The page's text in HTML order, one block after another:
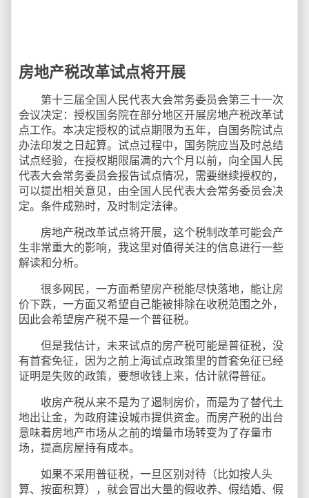
房地产税改革试点将开展
第十三届全国人民代表大会常务委员会第三十一次
会议决定：授权国务院在部分地区开展房地产税改革试
点工作。本决定授权的试点期限为五年，自国务院试点
办法印发之日起算。试点过程中，国务院应当及时总结
试点经验，在授权期限届满的六个月以前，向全国人民
代表大会常务委员会报告试点情况，需要继续授权的，
可以提出相关意见，由全国人民代表大会常务委员会决
定。条件成熟时，及时制定法律。
房地产税改革试点将开展，这个税制改革可能会产
生非常重大的影响，我这里对值得关注的信息进行一些
解读和分析。
很多网民，一方面希望房产税能尽快落地，能让房
价下跌，一方面又希望自己能被排除在收税范围之外，
因此会希望房产税不是一个普征税。
但是我估计，未来试点的房产税可能是普征税，没
有首套免征，因为之前上海试点政策里的首套免征已经
证明是失败的政策，要想收钱上来，估计就得普征。
收房产税从来不是为了遏制房价，而是为了替代土
地出让金，为政府建设城市提供资金。而房产税的出台
意味着房地产市场从之前的增量市场转变为了存量市
场，提高房屋持有成本。
如果不采用普征税，一旦区别对待（比如按人头
算、按面积算），就会冒出大量的假收养、假结婚、假